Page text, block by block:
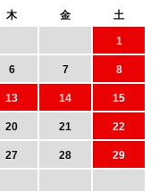
木 金
土
1
6 7
8
13 14
15
20 21
22
27 28
29